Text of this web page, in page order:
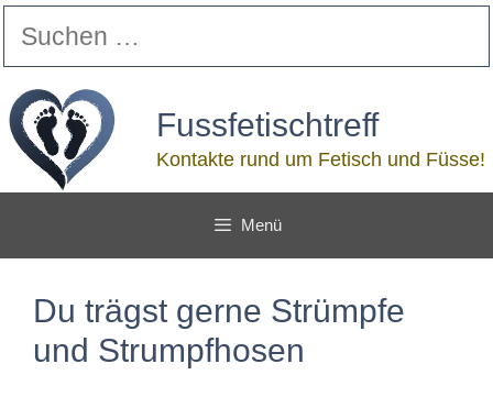
Zum
Inhalt
springen
nach:
Fussfetischtreff
Kontakte rund um Fetisch und Füsse!
Menü
Du trägst gerne Strümpfe
und Strumpfhosen